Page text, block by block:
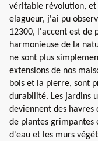
véritable révolution, et
elagueur, j'ai pu
12300, l'accent est de
harmonieuse de la
ne sont plus
extensions de nos
bois et la pierre, sont
durabilité. Les jardins
deviennent des
de plantes grimpantes
d'eau et les murs